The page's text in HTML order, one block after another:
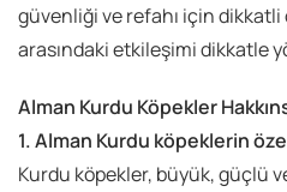
güvenliği ve refahı için dikkatli
arasındaki etkileşimi dikkatle
Alman Kurdu Köpekler
1. Alman Kurdu köpeklerin
Kurdu köpekler, büyük, güçlü